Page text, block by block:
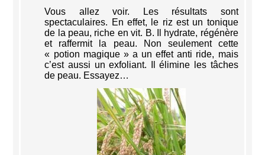
Vous allez voir. Les résultats sont
spectaculaires. En effet, le riz est un tonique
de la peau, riche en vit. B. Il hydrate, régénère
et raffermit la peau. Non seulement cette
« potion magique » a un effet anti ride, mais
c’est aussi un exfoliant. Il élimine les tâches
de peau. Essayez…